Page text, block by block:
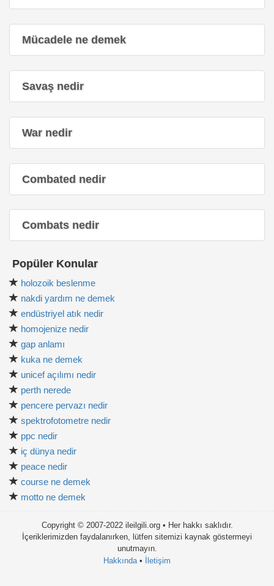
Mücadele ne demek
Savaş nedir
War nedir
Combated nedir
Combats nedir
Popüler Konular
holozoik beslenme
nakdi yardım ne demek
endüstriyel atık nedir
homojenize nedir
gap anlamı
kuka ne demek
unicef açılımı nedir
perth nerede
pencere pervazı nedir
spektrofotometre nedir
ppc nedir
iç dünya nedir
peace nedir
course ne demek
motto ne demek
Copyright © 2007-2022 ileilgili.org • Her hakkı saklıdır.
İçeriklerimizden faydalanırken, lütfen sitemizi kaynak göstermeyi
unutmayın.
Hakkında• İletişim